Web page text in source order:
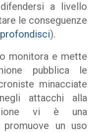
a livello
le conseguenze
).
monitora e mette
pubblica le
minacciate
attacchi alla
vi è una
promuove un uso